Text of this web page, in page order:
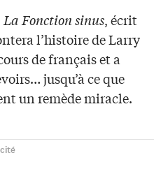
La Fonction sinus, écrit
l’histoire de Larry
de français et a
jusqu’à ce que
un remède miracle.